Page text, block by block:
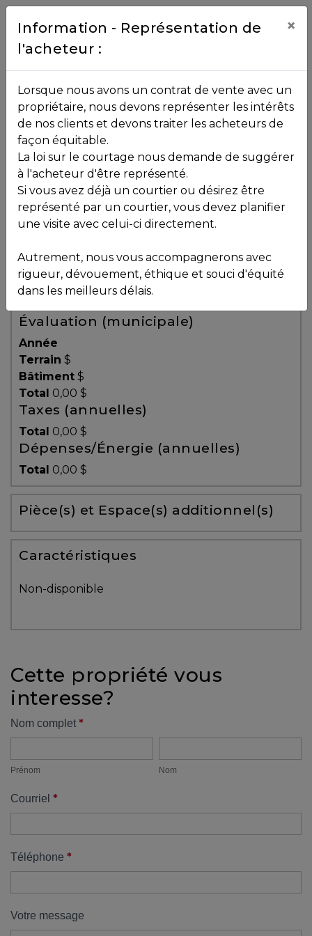
Contact
NOS
PROPRIÉTÉS
VOS
COURTIERS
Équipe
Partenaires
Témoignages
Blogue
ACHAT
Alerte
immobilière
Avec
un
courtier
vous
protégé!
outils
pour
financement
propriétaire
UNE
DÉCISION
!
de
démarrage
:
Toutes les propriétés
Vendu
, , ,
J7Z 6Z7
Voir plus de photos
Évaluation (municipale)
Année
Terrain $
Bâtiment $
Total 0,00 $
Taxes (annuelles)
Total 0,00 $
Dépenses/Énergie (annuelles)
Total 0,00 $
Pièce(s) et Espace(s) additionnel(s)
Caractéristiques
Non-disponible
Cette propriété vous
interesse?
Formulaire
Nom complet *
Prénom Nom
Courriel *
Téléphone *
Votre message
Information - Représentation de
l'acheteur :
×
Lorsque nous avons un contrat de vente avec un
propriétaire, nous devons représenter les intérêts
de nos clients et devons traiter les acheteurs de
façon équitable.
La loi sur le courtage nous demande de suggérer
à l'acheteur d'être représenté.
Si vous avez déjà un courtier ou désirez être
représenté par un courtier, vous devez planifier
une visite avec celui-ci directement.
Autrement, nous vous accompagnerons avec
rigueur, dévouement, éthique et souci d'équité
dans les meilleurs délais.